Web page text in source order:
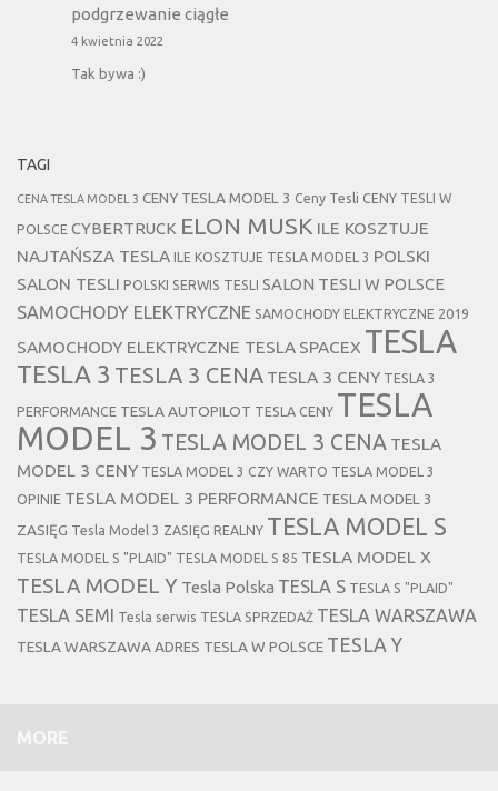
podgrzewanie ciągłe
4 kwietnia 2022
Tak bywa :)
TAGI
CENA TESLA MODEL 3 CENY TESLA MODEL 3 Ceny Tesli CENY TESLI W
POLSCE CYBERTRUCK ELON MUSK ILE KOSZTUJE
NAJTAŃSZA TESLA ILE KOSZTUJE TESLA MODEL 3 POLSKI
SALON TESLI POLSKI SERWIS TESLI SALON TESLI W POLSCE
SAMOCHODY ELEKTRYCZNE SAMOCHODY ELEKTRYCZNE 2019
SAMOCHODY ELEKTRYCZNE TESLA SPACEX TESLA
TESLA 3 TESLA 3 CENA TESLA 3 CENY TESLA 3
PERFORMANCE TESLA AUTOPILOT TESLA CENY TESLA
MODEL 3 TESLA MODEL 3 CENA TESLA
MODEL 3 CENY TESLA MODEL 3 CZY WARTO TESLA MODEL 3
OPINIE TESLA MODEL 3 PERFORMANCE TESLA MODEL 3
ZASIĘG Tesla Model 3 ZASIĘG REALNY TESLA MODEL S
TESLA MODEL S "PLAID" TESLA MODEL S 85 TESLA MODEL X
TESLA MODEL Y Tesla Polska TESLA S TESLA S "PLAID"
TESLA SEMI Tesla serwis TESLA SPRZEDAŻ TESLA WARSZAWA
TESLA WARSZAWA ADRES TESLA W POLSCE TESLA Y
MORE